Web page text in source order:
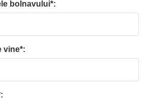
bolnavului*:
vine*: